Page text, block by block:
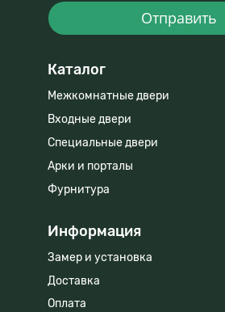
Отправить
Каталог
Межкомнатные двери
Входные двери
Специальные двери
Арки и порталы
Фурнитура
Информация
Замер и установка
Доставка
Оплата